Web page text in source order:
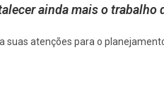
ainda mais o trabalho
suas atenções para o